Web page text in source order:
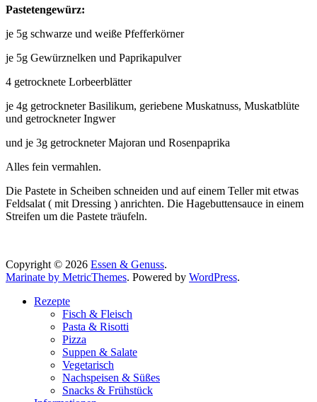
Pastetengewürz:
je 5g schwarze und weiße Pfefferkörner
je 5g Gewürznelken und Paprikapulver
4 getrocknete Lorbeerblätter
je 4g getrockneter Basilikum, geriebene Muskatnuss, Muskatblüte
und getrockneter Ingwer
und je 3g getrockneter Majoran und Rosenpaprika
Alles fein vermahlen.
Die Pastete in Scheiben schneiden und auf einem Teller mit etwas
Feldsalat ( mit Dressing ) anrichten. Die Hagebuttensauce in einem
Streifen um die Pastete träufeln.
Copyright © 2026 Essen & Genuss.
Marinate by MetricThemes. Powered by WordPress.
Rezepte
Fisch & Fleisch
Pasta & Risotti
Pizza
Suppen & Salate
Vegetarisch
Nachspeisen & Süßes
Snacks & Frühstück